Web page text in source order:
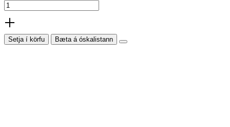
+
Setja í körfu Bæta á óskalistann